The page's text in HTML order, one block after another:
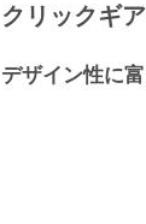
クリックギ
デザイン性に